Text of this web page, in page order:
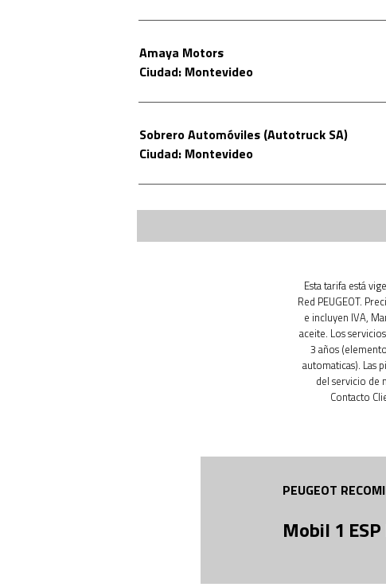
Amaya Motors
Ciudad: Montevideo
Sobrero Automóviles (Autotruck SA)
Ciudad: Montevideo
Esta tarifa está
Red PEUGEOT.
e incluyen IVA,
aceite. Los
3 años
automaticas). Las
del servicio de
Contacto
PEUGEOT
Mobil 1